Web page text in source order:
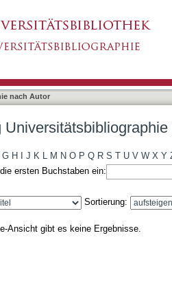
nach Autor
G H J K L M N O P Q R S T U V W X Y
ersten Buchstaben ein:
Sortierung:
Ansicht gibt es keine Ergebnisse.